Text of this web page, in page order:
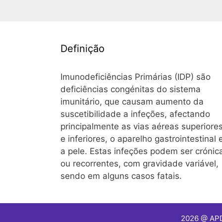
Definição
Imunodeficiências Primárias (IDP) são
deficiências congénitas do sistema
imunitário, que causam aumento da
suscetibilidade a infeções, afectando
principalmente as vias aéreas superiores
e inferiores, o aparelho gastrointestinal
a pele. Estas infeções podem ser
ou recorrentes, com gravidade variável,
sendo em alguns casos fatais.
2026 @